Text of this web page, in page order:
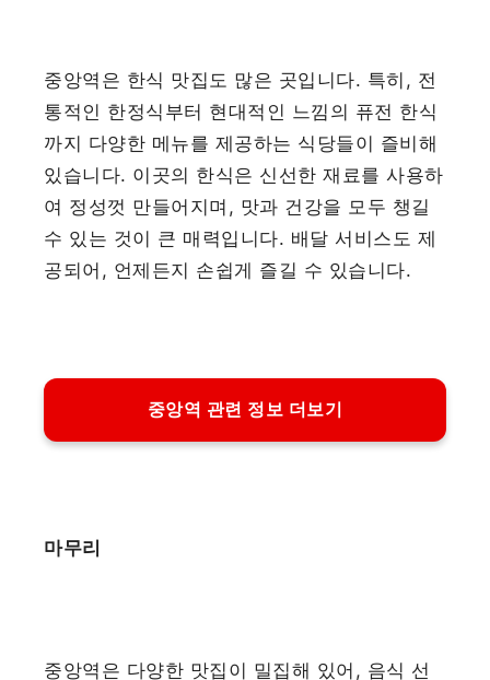
중앙역은 한식 맛집도 많은 곳입니다. 특히, 전
통적인 한정식부터 현대적인 느낌의 퓨전 한식
까지 다양한 메뉴를 제공하는 식당들이 즐비해
있습니다. 이곳의 한식은 신선한 재료를 사용하
여 정성껏 만들어지며, 맛과 건강을 모두 챙길
수 있는 것이 큰 매력입니다. 배달 서비스도 제
공되어, 언제든지 손쉽게 즐길 수 있습니다.
중앙역 관련 정보 더보기
마무리
중앙역은 다양한 맛집이 밀집해 있어, 음식 선